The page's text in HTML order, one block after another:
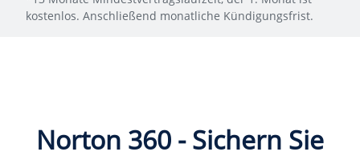
kostenlos. Anschließend monatliche Kündigungsfrist.
Norton 360 - Sichern Sie